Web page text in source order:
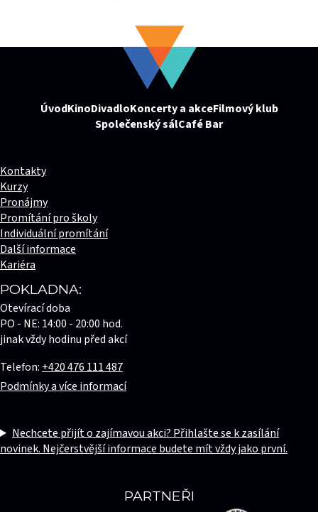
ÚvodKinoDivadloKoncerty a akceFilmový klub
Společenský sálCafé Bar
PARTNEŘI
Kontakty
Kurzy
Pronájmy
Promítání pro školy
Individuální promítání
Další informace
Kariéra
POKLADNA:
Otevírací doba
PO - NE: 14:00 - 20:00 hod.
jinak vždy hodinu před akcí
Telefon: +420 476 111 487
Podmínky a více informací
Nechcete přijít o zajímavou akci? Přihlašte se k zasílání
novinek. Nejčerstvější informace budete mít vždy jako první.